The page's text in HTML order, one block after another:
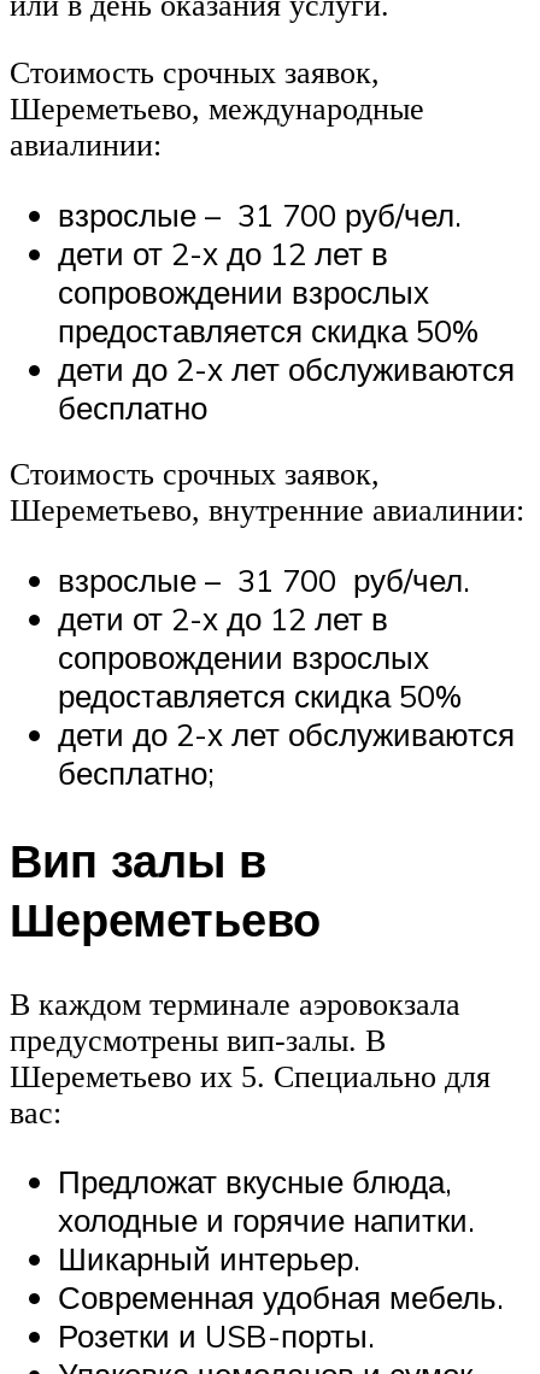
Стоимость срочных заявок,
Шереметьево, международные
авиалинии:
взрослые – 31 700 руб/чел.
дети от 2-х до 12 лет в
сопровождении взрослых
предоставляется скидка 50%
дети до 2-х лет обслуживаются
бесплатно
Стоимость срочных заявок,
Шереметьево, внутренние авиалинии:
взрослые – 31 700 руб/чел.
дети от 2-х до 12 лет в
сопровождении взрослых
редоставляется скидка 50%
дети до 2-х лет обслуживаются
бесплатно;
Вип залы в
Шереметьево
В каждом терминале аэровокзала
предусмотрены вип-залы. В
Шереметьево их 5. Специально для
вас:
Предложат вкусные блюда,
холодные и горячие напитки.
Шикарный интерьер.
Современная удобная мебель.
Розетки и USB-порты.